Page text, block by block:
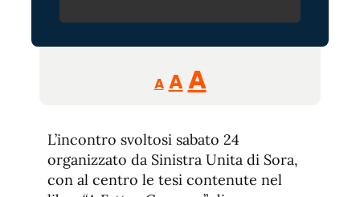
A
Reducir
tamaño
A Restablecer
de
fuente
AAumentar
de
fuente.
L’incontro svoltosi sabato 24
organizzato da Sinistra Unita di Sora,
con al centro le tesi contenute nel